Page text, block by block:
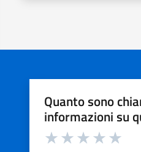
Quanto sono
informazioni su
Valuta da 1 a 5 stelle la